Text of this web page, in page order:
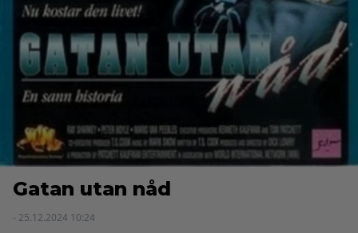
Gatan utan nåd
- 25.12.2024 10:24